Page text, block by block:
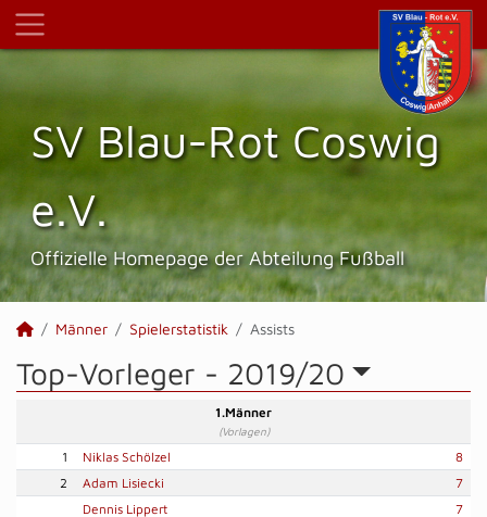
SV Blau-Rot Coswig
e.V.
Offizielle Homepage der Abteilung Fußball
Männer Spielerstatistik Assists
Top-Vorleger - 2019/20
1.Männer
(Vorlagen)
1 Niklas Schölzel
8
2
Adam Lisiecki
7
Dennis Lippert
7